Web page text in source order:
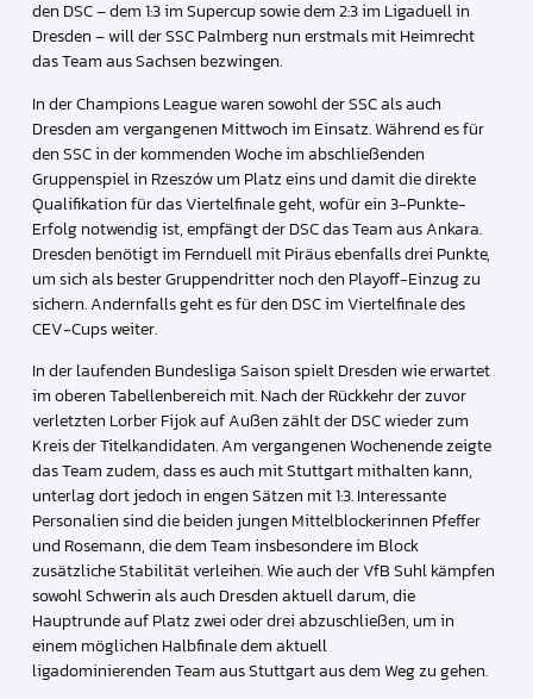
den DSC – dem 1:3 im Supercup sowie dem 2:3 im Ligaduell in
Dresden – will der SSC Palmberg nun erstmals mit Heimrecht
das Team aus Sachsen bezwingen.
In der Champions League waren sowohl der SSC als auch
Dresden am vergangenen Mittwoch im Einsatz. Während es für
den SSC in der kommenden Woche im abschließenden
Gruppenspiel in Rzeszów um Platz eins und damit die direkte
Qualifikation für das Viertelfinale geht, wofür ein 3-Punkte-
Erfolg notwendig ist, empfängt der DSC das Team aus Ankara.
Dresden benötigt im Fernduell mit Piräus ebenfalls drei Punkte,
um sich als bester Gruppendritter noch den Playoff-Einzug zu
sichern. Andernfalls geht es für den DSC im Viertelfinale des
CEV-Cups weiter.
In der laufenden Bundesliga Saison spielt Dresden wie erwartet
im oberen Tabellenbereich mit. Nach der Rückkehr der zuvor
verletzten Lorber Fijok auf Außen zählt der DSC wieder zum
Kreis der Titelkandidaten. Am vergangenen Wochenende zeigte
das Team zudem, dass es auch mit Stuttgart mithalten kann,
unterlag dort jedoch in engen Sätzen mit 1:3. Interessante
Personalien sind die beiden jungen Mittelblockerinnen Pfeffer
und Rosemann, die dem Team insbesondere im Block
zusätzliche Stabilität verleihen. Wie auch der VfB Suhl kämpfen
sowohl Schwerin als auch Dresden aktuell darum, die
Hauptrunde auf Platz zwei oder drei abzuschließen, um in
einem möglichen Halbfinale dem aktuell
ligadominierenden Team aus Stuttgart aus dem Weg zu gehen.